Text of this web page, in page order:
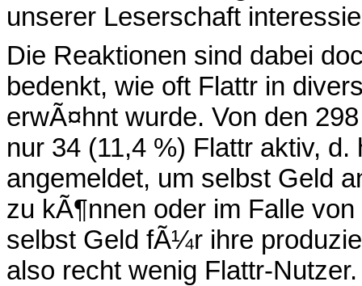
unserer Leserschaft
Die Reaktionen sind dabei
bedenkt, wie oft Flattr in
erwÃ¤hnt wurde. Von den
nur 34 (11,4 %) Flattr aktiv,
angemeldet, um selbst Geld
zu kÃ¶nnen oder im Falle
selbst Geld fÃ¼r ihre
also recht wenig Flattr-Nutzer.